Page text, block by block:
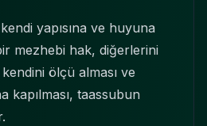
yapısına ve huyuna
mezhebi hak, diğerlerini
ölçü alması ve
kapılması, taassubun